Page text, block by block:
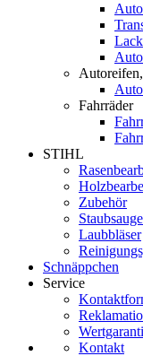
Fahrräder
STIHL
Zubehör
Laubbläser
Schnäppchen
Service
Kontakt